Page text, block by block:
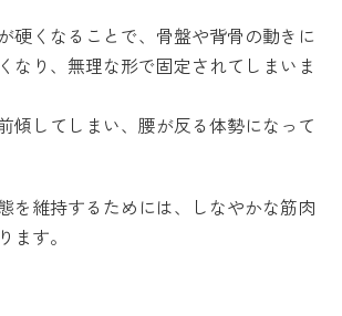
硬くなることで、骨盤や背骨の動きに
なり、無理な形で固定されてしまいま
傾してしまい、腰が反る体勢になって
を維持するためには、しなやかな筋肉
ます。